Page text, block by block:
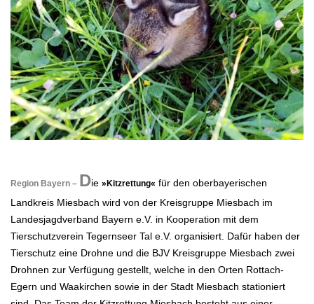
Region Bayern – Die »Kitzrettung« für den oberbayerischen
Landkreis Miesbach wird von der Kreisgruppe Miesbach im
Landesjagdverband Bayern e.V. in Kooperation mit dem
Tierschutzverein Tegernseer Tal e.V. organisiert. Dafür haben der
Tierschutz eine Drohne und die BJV Kreisgruppe Miesbach zwei
Drohnen zur Verfügung gestellt, welche in den Orten Rottach-
Egern und Waakirchen sowie in der Stadt Miesbach stationiert